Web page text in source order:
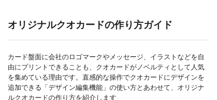
オリジナルクオカードの作り方ガイド
カード盤面に会社のロゴマークやメッセージ、イラストなどを自
由にプリントできることも、クオカードがノベルティとして人気
を集めている理由です。直感的な操作でクオカードにデザインを
追加できる「デザイン編集機能」の使い方とあわせて、オリジナ
ルクオカードの作り方を紹介します